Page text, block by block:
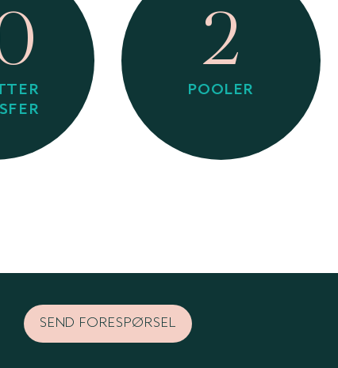
2
POOLER
SEND FORESPØRSEL